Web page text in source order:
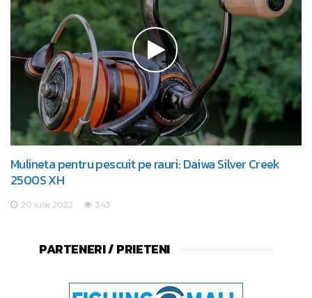
Mulineta pentru pescuit pe rauri: Daiwa Silver Creek
2500S XH
20 iulie 2022 343
PARTENERI / PRIETENI